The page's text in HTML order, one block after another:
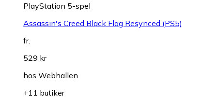
PlayStation 5-spel
Assassin's Creed Black Flag Resynced (PS5)
fr.
529 kr
hos Webhallen
+11 butiker